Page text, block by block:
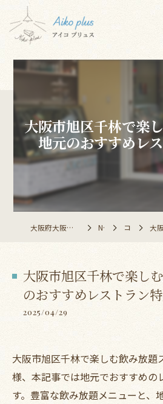
大阪市旭区千林で楽
地元のおすすめレ
大阪府大阪市のレストランならAiko plus NEWS コラム 大阪市旭
大阪市旭区千林で楽し
のおすすめレストラン
2025/04/29
大阪市旭区千林で楽しむ飲み放題
様、本記事では地元でおすすめの
す。豊富な飲み放題メニューと、